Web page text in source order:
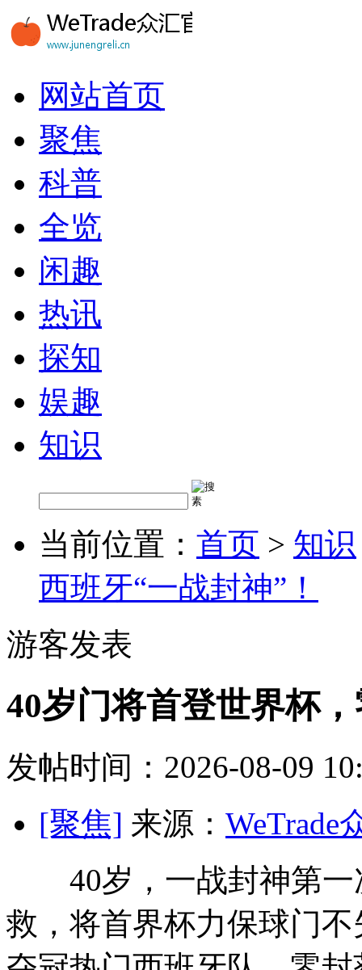
网站首页
聚焦
科普
全览
闲趣
热讯
探知
娱趣
知识
当前位置： 首页 > 知识
西班牙“一战封神”！
游客发表
40岁门将首登世界杯
发帖时间：2026-08-09
[聚焦] 来源： WeTrade
40岁，一战封神第一
救，将首界杯力保球门